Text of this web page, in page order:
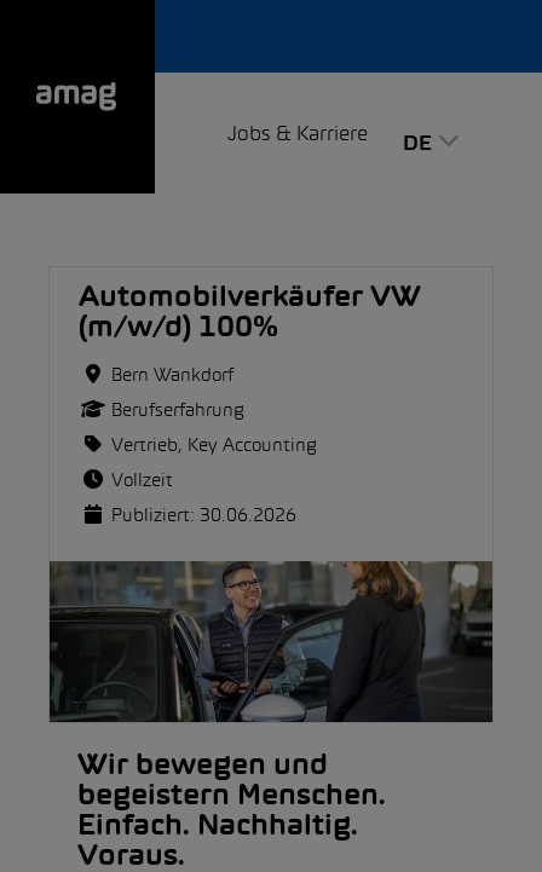
DE
Jobs & Karriere
Automobilverkäufer VW
(m/w/d) 100%
Bern Wankdorf
Berufserfahrung
Vertrieb, Key Accounting
Vollzeit
Publiziert: 30.06.2026
Wir bewegen und
begeistern Menschen.
Einfach. Nachhaltig.
Voraus.